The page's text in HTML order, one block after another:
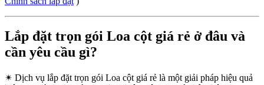
Lắp đặt trọn gói Loa cột giá rẻ ở đâu và
cần yêu cầu gì?
✴ Dịch vụ lắp đặt trọn gói Loa cột giá rẻ là một giải pháp hiệu quả